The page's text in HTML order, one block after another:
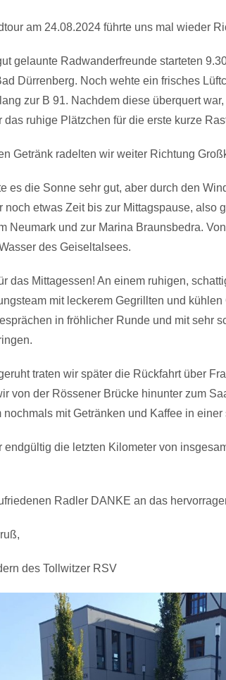
am 24.08.2024 führte uns mal wieder
gelaunte Radwanderfreunde starteten
Dürrenberg. Noch wehte ein frisches
zur B 91. Nachdem diese überquert
das ruhige Plätzchen für die erste kurze
Getränk radelten wir weiter Richtung
es die Sonne sehr gut, aber durch den
noch etwas Zeit bis zur Mittagspause, also
Neumark und zur Marina Braunsbedra.
des Geiseltalsees.
das Mittagessen! An einem ruhigen,
mit leckerem Gegrillten und
in fröhlicher Runde und mit sehr
traten wir später die Rückfahrt über
von der Rössener Brücke hinunter zum
nochmals mit Getränken und Kaffee in
endgültig die letzten Kilometer von
Radler DANKE an das
des Tollwitzer RSV